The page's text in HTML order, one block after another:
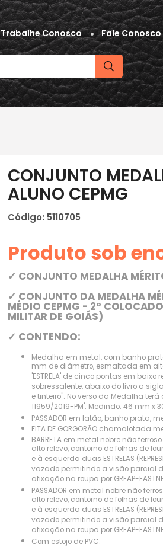
Trabalhe Conosco Fale Conosco
CONJUNTO
ALUNO CEPMG
Código: 5110705
Produto sob
✓ CONJUNTO MEDALHA
✓ CONJUNTO DA MEDALHA
MÉDIO CEPMG - 2º
MILITAR DE GOIÁS)
✓ CONTENDO:
Medalha em metal, com banho
mm de diâmetro, esmaltada em
'ESTRELA' de cinco pontas em
sobressalente, abaixo do livro a
e tinteiro''. No verso da Medalha terá a
11959/2019-PM'. Medindo: 46 mm x
PASSADOR em latão, banho prata,
FITA DE GORGORÃO chamalotada
BARRETA em metal nobre não
alto relevo, contorno de folhas de
e à esquerda duas ESTRELAS
vazado permitindo a visão parcial
afixação na roupa por GREAP-
PASSADOR em metal nobre não
alto relevo, contorno de folhas de
e à esquerda duas ESTRELAS
vazado permitindo a visão parcial
afixação na roupa por GREAP-
Com estojo de PVC.